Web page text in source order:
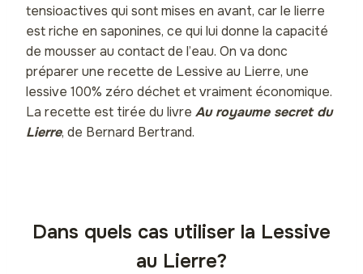
tensioactives qui sont mises en avant, car le lierre
est riche en saponines, ce qui lui donne la capacité
de mousser au contact de l’eau. On va donc
préparer une recette de Lessive au Lierre, une
lessive 100% zéro déchet et vraiment économique.
La recette est tirée du livre Au royaume secret du
Lierre, de Bernard Bertrand.
Dans quels cas utiliser la Lessive
au Lierre?